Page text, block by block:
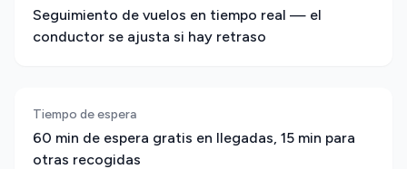
Seguimiento de vuelos en tiempo real — el
conductor se ajusta si hay retraso
Tiempo de espera
60 min de espera gratis en llegadas, 15 min para
otras recogidas